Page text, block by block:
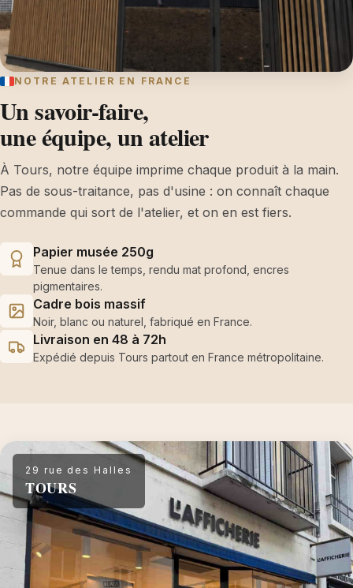
NOTRE ATELIER EN FRANCE
Un savoir-faire,
une équipe, un atelier
À Tours, notre équipe imprime chaque produit à la main.
Pas de sous-traitance, pas d'usine : on connaît chaque
commande qui sort de l'atelier, et on en est fiers.
Papier musée 250g
Tenue dans le temps, rendu mat profond, encres
pigmentaires.
Cadre bois massif
Noir, blanc ou naturel, fabriqué en France.
Livraison en 48 à 72h
Expédié depuis Tours partout en France métropolitaine.
29 rue des Halles
TOURS